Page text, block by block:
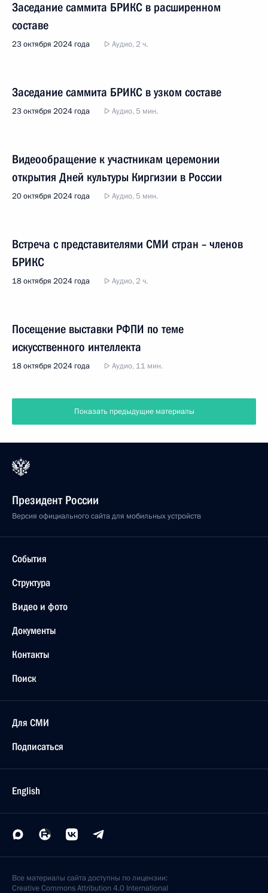
Заседание саммита БРИКС в расширенном
составе
23 октября 2024 года Аудио, 2 ч.
Заседание саммита БРИКС в узком составе
23 октября 2024 года Аудио, 5 мин.
Видеообращение к участникам церемонии
открытия Дней культуры Киргизии в России
20 октября 2024 года Аудио, 5 мин.
Встреча с представителями СМИ стран – членов
БРИКС
18 октября 2024 года Аудио, 2 ч.
Посещение выставки РФПИ по теме
искусственного интеллекта
18 октября 2024 года Аудио, 11 мин.
Показать предыдущие материалы
Президент России
Версия официального сайта для мобильных устройств
События
Структура
Видео и фото
Документы
Контакты
Поиск
Для СМИ
Подписаться
English
Все материалы сайта доступны по лицензии:
Creative Commons Attribution 4.0 International